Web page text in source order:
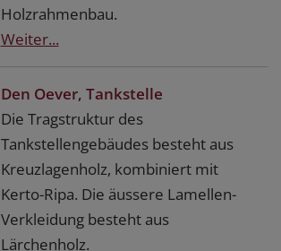
Holzrahmenbau.
Weiter...
Den Oever, Tankstelle
Die Tragstruktur des
Tankstellengebäudes besteht aus
Kreuzlagenholz, kombiniert mit
Kerto-Ripa. Die äussere Lamellen-
Verkleidung besteht aus
Lärchenholz.